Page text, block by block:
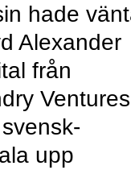
hade
Alexander
från
Ventures
upp